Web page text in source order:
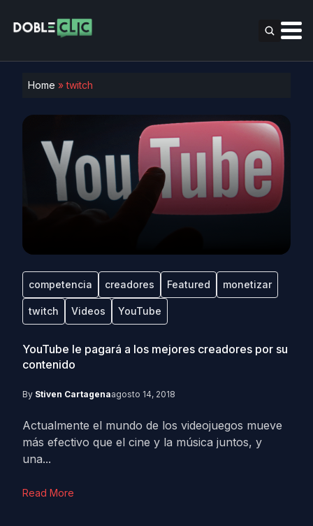
Home »twitch
competencia creadores Featured monetizar
twitch Videos YouTube
YouTube le pagará a los mejores creadores por su
contenido
By Stiven Cartagenaagosto 14, 2018
Actualmente el mundo de los videojuegos mueve
más efectivo que el cine y la música juntos, y
una...
Read More